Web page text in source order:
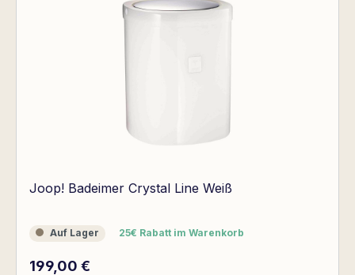
Joop! Badeimer Crystal Line Weiß
Auf Lager
Auf Lager 25€ Rabatt im Warenkorb
25€ Rabatt im Warenkorb
Regulärer Preis:
199,00 €